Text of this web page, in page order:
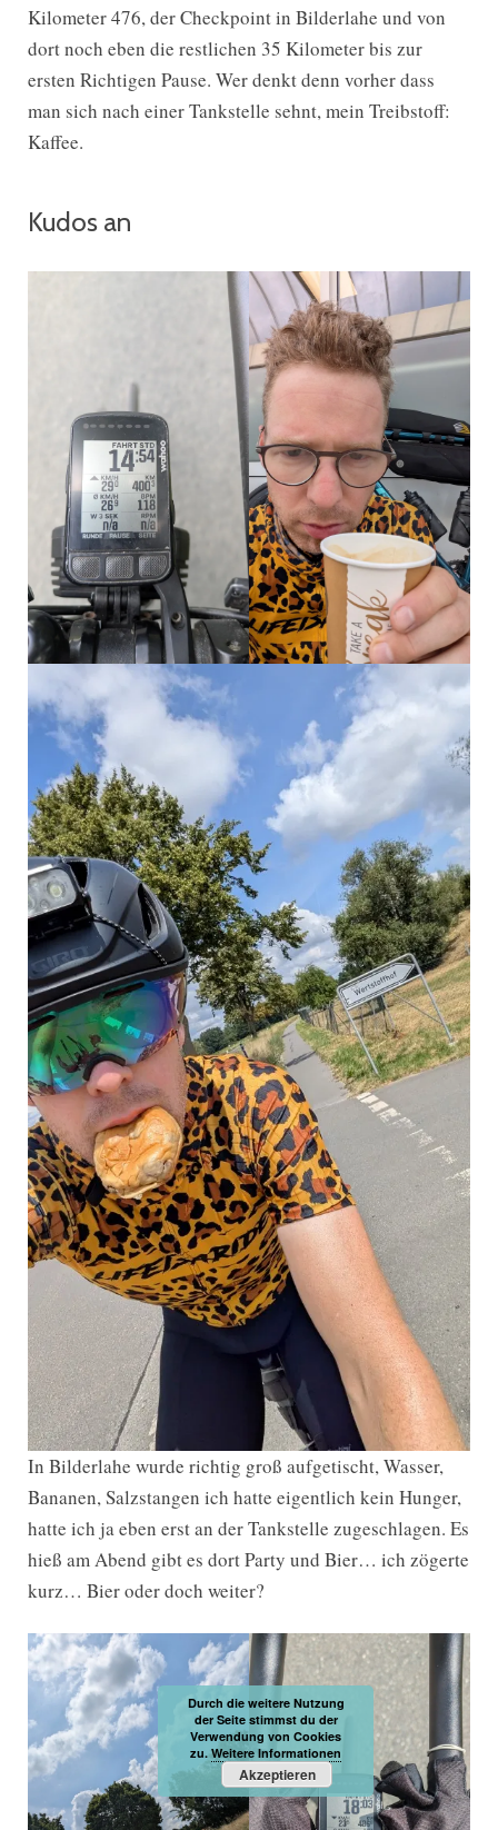
Kilometer 476, der Checkpoint in Bilderlahe und von
dort noch eben die restlichen 35 Kilometer bis zur
ersten Richtigen Pause. Wer denkt denn vorher dass
man sich nach einer Tankstelle sehnt, mein Treibstoff:
Kaffee.
Kudos an
In Bilderlahe wurde richtig groß aufgetischt, Wasser,
Bananen, Salzstangen ich hatte eigentlich kein Hunger,
hatte ich ja eben erst an der Tankstelle zugeschlagen. Es
hieß am Abend gibt es dort Party und Bier… ich zögerte
kurz… Bier oder doch weiter?
Durch die weitere Nutzung
der Seite stimmst du der
Verwendung von Cookies
zu.Weitere Informationen
Akzeptieren